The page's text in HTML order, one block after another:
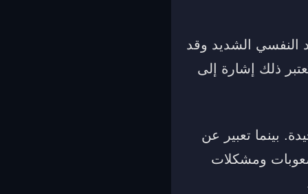
النفسي الشديد وقد
ذلك إشارة إلى
بينما تعبير عن
ومشكلات